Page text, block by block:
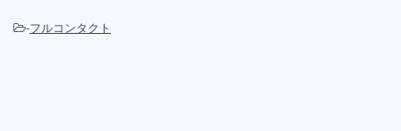
-フルコンタクト